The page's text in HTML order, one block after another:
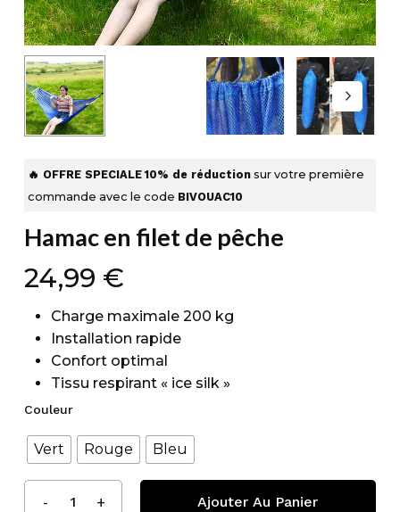
🔥 OFFRE SPECIALE 10% de réduction sur votre première
commande avec le code BIVOUAC10
Hamac en filet de pêche
24,99 €
Charge maximale 200 kg
Installation rapide
Confort optimal
Tissu respirant « ice silk »
Couleur
Vert Rouge Bleu
Ajouter Au Panier